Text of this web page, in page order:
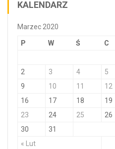
KALENDARZ
Marzec 2020
P W Ś C
« Lut
2
3 4 5
9
10 11 12
16
17 18 19
23
24 25 26
30
31